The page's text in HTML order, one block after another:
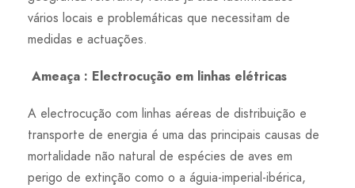
vários locais e problemáticas que necessitam de
medidas e actuações.
Ameaça : Electrocução em linhas elétricas
A electrocução com linhas aéreas de distribuição e
transporte de energia é uma das principais causas de
mortalidade não natural de espécies de aves em
perigo de extinção como o a águia-imperial-ibérica,